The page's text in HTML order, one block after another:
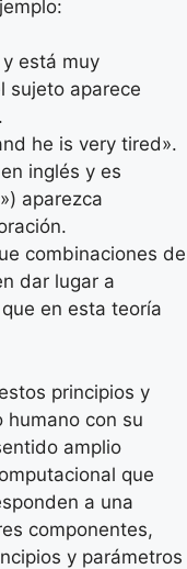
está muy
sujeto aparece
he is very tired».
inglés y es
aparezca
combinaciones de
dar lugar a
en esta teoría
principios y
humano con su
amplio
que
a una
componentes,
y parámetros